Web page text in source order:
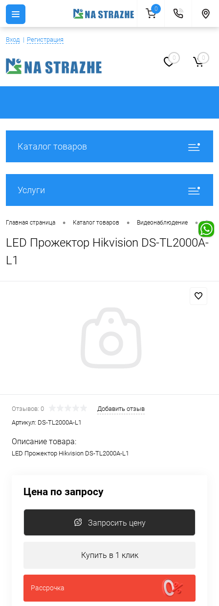
Вход Регистрация
0 0
Каталог товаров
Услуги
Главная страница • Каталог товаров • Видеонаблюдение •
LED Прожектор Hikvision DS-TL2000A-
L1
Отзывов: 0
Добавить отзыв
Артикул: DS-TL2000A-L1
Описание товара:
LED Прожектор Hikvision DS-TL2000A-L1
Цена по запросу
Запросить цену
Купить в 1 клик
Рассрочка
0